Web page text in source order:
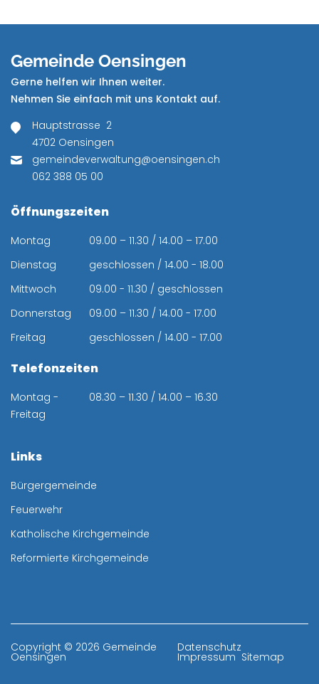
Gemeinde Oensingen
Gerne helfen wir Ihnen weiter.
Nehmen Sie einfach mit uns Kontakt auf.
Hauptstrasse 2
4702 Oensingen
gemeindeverwaltung@oensingen.ch
062 388 05 00
Öffnungszeiten
Montag
09.00 – 11.30 / 14.00 – 17.00
Dienstag
geschlossen / 14.00 - 18.00
Mittwoch
09.00 - 11.30 / geschlossen
Donnerstag
09.00 – 11.30 / 14.00 - 17.00
Freitag
geschlossen / 14.00 - 17.00
Telefonzeiten
Montag -
Freitag
08.30 – 11.30 / 14.00 – 16.30
Links
Bürgergemeinde
Feuerwehr
Katholische Kirchgemeinde
Reformierte Kirchgemeinde
Copyright © 2026 Gemeinde
Oensingen Toolbar
Datenschutz
Impressum Sitemap